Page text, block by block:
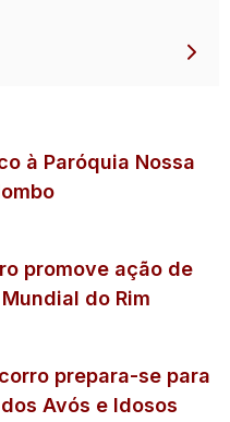
à Paróquia Nossa
promove ação de
do Rim
prepara-se para
Avós e Idosos